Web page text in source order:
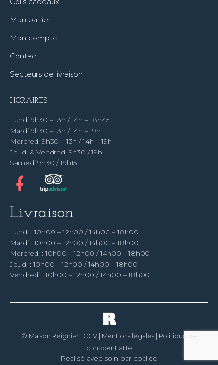
Mon panier
Mon compte
Contact
Secteurs de livraison
HORAIRES
Lundi 9h30 – 13h / 14h – 18h45
Mardi 9h30 – 13h / 14h – 19h
Mercredi 9h30 – 13h / 14h – 19h
Jeudi & Vendredi 9h30 / 19h
Samedi 9h30 / 19h15
Livraison
Lundi : 10h00 – 12h00 / 14h00 – 18h00
Mardi : 10h00 – 12h00 / 14h00 – 18h00
Mercredi : 10h00 – 12h00 / 14h00 – 18h00
Jeudi : 10h00 – 12h00 / 14h00 – 18h00
Vendredi : 10h00 – 12h00 / 14h00 – 18h00
© Maison Reignier | CGV| Mentions légales| Politique de
confidentialité
Réalisé avec soin par coclico